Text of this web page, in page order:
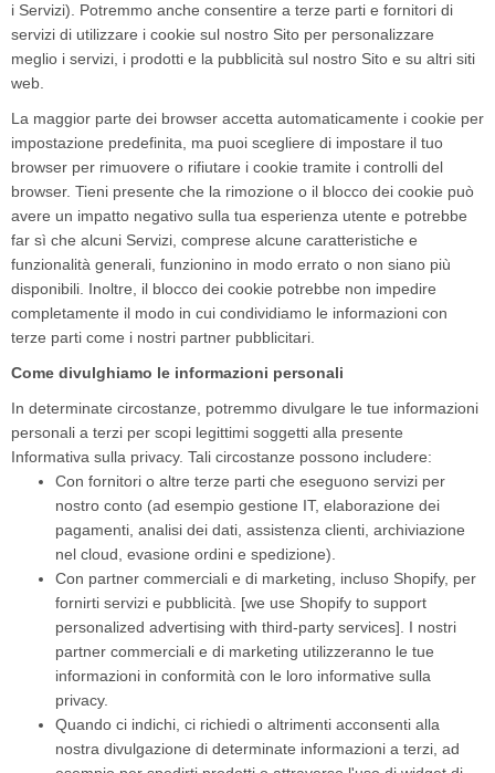
i Servizi). Potremmo anche consentire a terze parti e fornitori di
servizi di utilizzare i cookie sul nostro Sito per personalizzare
meglio i servizi, i prodotti e la pubblicità sul nostro Sito e su altri siti
web.
La maggior parte dei browser accetta automaticamente i cookie per
impostazione predefinita, ma puoi scegliere di impostare il tuo
browser per rimuovere o rifiutare i cookie tramite i controlli del
browser. Tieni presente che la rimozione o il blocco dei cookie può
avere un impatto negativo sulla tua esperienza utente e potrebbe
far sì che alcuni Servizi, comprese alcune caratteristiche e
funzionalità generali, funzionino in modo errato o non siano più
disponibili. Inoltre, il blocco dei cookie potrebbe non impedire
completamente il modo in cui condividiamo le informazioni con
terze parti come i nostri partner pubblicitari.
Come divulghiamo le informazioni personali
In determinate circostanze, potremmo divulgare le tue informazioni
personali a terzi per scopi legittimi soggetti alla presente
Informativa sulla privacy. Tali circostanze possono includere:
Con fornitori o altre terze parti che eseguono servizi per
nostro conto (ad esempio gestione IT, elaborazione dei
pagamenti, analisi dei dati, assistenza clienti, archiviazione
nel cloud, evasione ordini e spedizione).
Con partner commerciali e di marketing, incluso Shopify, per
fornirti servizi e pubblicità. [we use Shopify to support
personalized advertising with third-party services]. I nostri
partner commerciali e di marketing utilizzeranno le tue
informazioni in conformità con le loro informative sulla
privacy.
Quando ci indichi, ci richiedi o altrimenti acconsenti alla
nostra divulgazione di determinate informazioni a terzi, ad